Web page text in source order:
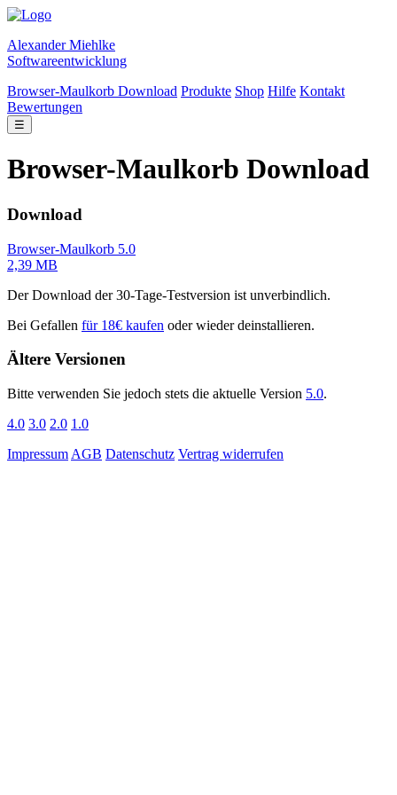
Alexander Miehlke
Softwareentwicklung
Browser-Maulkorb Download Produkte Shop Hilfe Kontakt
Bewertungen
☰
Browser-Maulkorb Download
Download
Browser-Maulkorb 5.0
2,39 MB
Der Download der 30-Tage-Testversion ist unverbindlich.
Bei Gefallen für 18€ kaufen oder wieder deinstallieren.
Ältere Versionen
Bitte verwenden Sie jedoch stets die aktuelle Version 5.0.
4.0 3.0 2.0 1.0
Impressum AGB Datenschutz Vertrag widerrufen